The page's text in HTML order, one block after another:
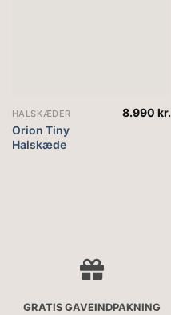
HALSKÆDER
Orion Tiny
Halskæde
8.990kr.
GRATIS GAVEINDPAKNING